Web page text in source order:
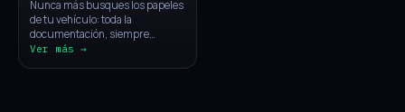
Nunca más busques los papeles
de tu vehículo: toda la
documentación, siempre
disponible con un solo toque.
Ver más →